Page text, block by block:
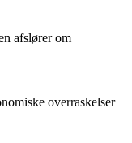
afslører om
overraskelser